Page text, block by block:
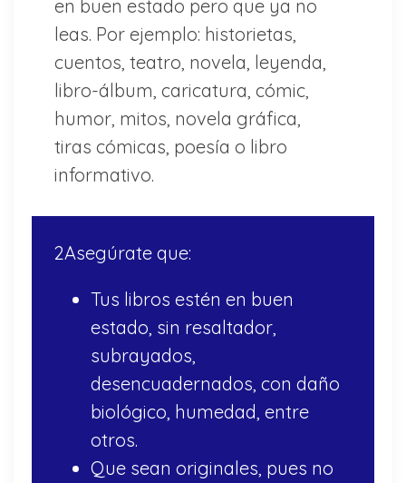
en buen estado pero que ya no
leas. Por ejemplo: historietas,
cuentos, teatro, novela, leyenda,
libro-álbum, caricatura, cómic,
humor, mitos, novela gráfica,
tiras cómicas, poesía o libro
informativo.
2Asegúrate que:
Tus libros estén en buen
estado, sin resaltador,
subrayados,
desencuadernados, con daño
biológico, humedad, entre
otros.
Que sean originales, pues no